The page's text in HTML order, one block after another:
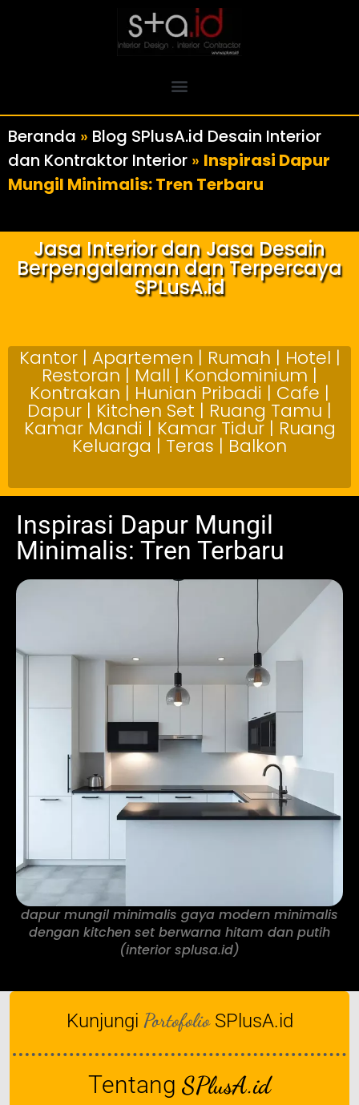
Beranda » Blog SPlusA.id Desain Interior
dan Kontraktor Interior » Inspirasi Dapur
Mungil Minimalis: Tren Terbaru
Jasa Interior dan Jasa Desain
Berpengalaman dan Terpercaya
SPLusA.id
Kantor | Apartemen | Rumah | Hotel |
Restoran | Mall | Kondominium |
Kontrakan | Hunian Pribadi | Cafe |
Dapur | Kitchen Set | Ruang Tamu |
Kamar Mandi | Kamar Tidur | Ruang
Keluarga | Teras | Balkon
Inspirasi Dapur Mungil
Minimalis: Tren Terbaru
dapur mungil minimalis gaya modern minimalis
dengan kitchen set berwarna hitam dan putih
(interior splusa.id)
Kunjungi Portofolio SPlusA.id
Tentang SPlusA.id